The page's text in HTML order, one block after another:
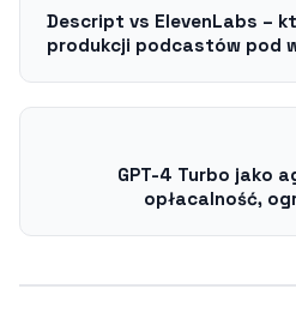
Descript vs ElevenLabs –
produkcji podcastów pod
GPT-4 Turbo jako
opłacalność,